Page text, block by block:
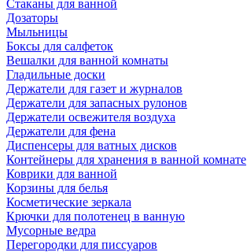
Стаканы для ванной
Дозаторы
Мыльницы
Боксы для салфеток
Вешалки для ванной комнаты
Гладильные доски
Держатели для газет и журналов
Держатели для запасных рулонов
Держатели освежителя воздуха
Держатели для фена
Диспенсеры для ватных дисков
Контейнеры для хранения в ванной комнате
Коврики для ванной
Корзины для белья
Косметические зеркала
Крючки для полотенец в ванную
Мусорные ведра
Перегородки для писсуаров